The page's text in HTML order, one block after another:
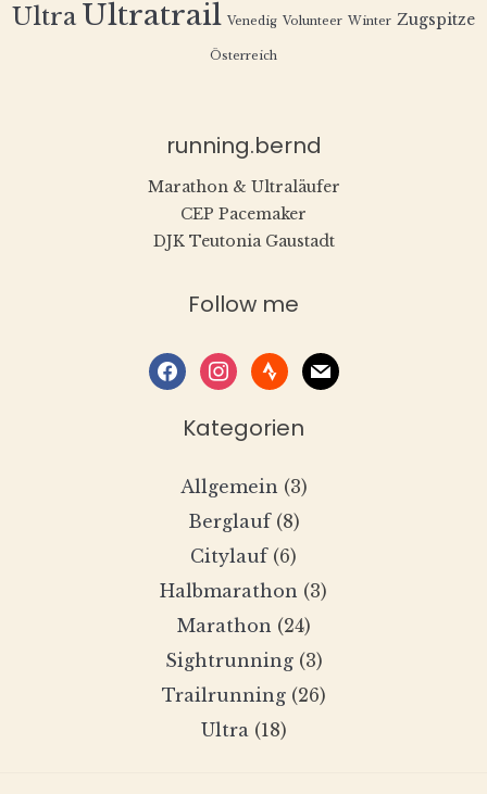
Ultra Ultratrail Venedig Volunteer Winter Zugspitze
Österreich
running.bernd
Marathon & Ultraläufer
CEP Pacemaker
DJK Teutonia Gaustadt
Follow me
facebookinstagram
stravamail
Kategorien
Allgemein (3)
Berglauf(8)
Citylauf(6)
Halbmarathon (3)
Marathon (24)
Sightrunning(3)
Trailrunning(26)
Ultra(18)